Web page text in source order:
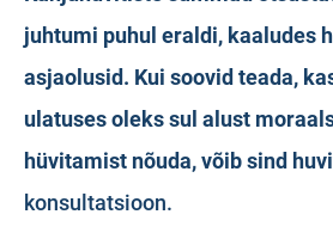
juhtumi puhul eraldi, kaaludes
asjaolusid. Kui soovid teada,
ulatuses oleks sul alust
hüvitamist nõuda, võib sind
konsultatsioon.